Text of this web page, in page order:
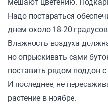
Надо постараться
днем около 18-20
Влажность воздуха
но опрыскивать сами
поставить рядом поддон
И последнее, не
растение в ноябре.